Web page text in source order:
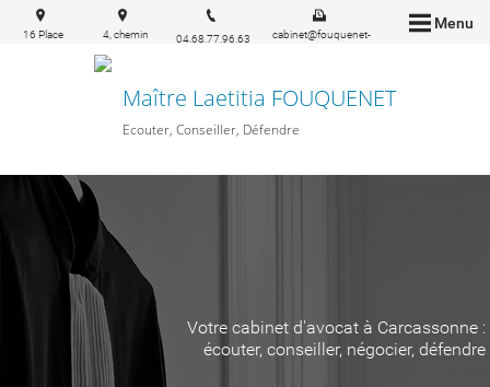
Menu
Maître Laetitia FOUQUENET
Ecouter, Conseiller, Défendre
16 Place
4, chemin
11160
MINERVOIS
04.68.77.96.63
cabinet@fouquenet-
Votre cabinet d'avocat à Carcassonne :
écouter, conseiller, négocier, défendre